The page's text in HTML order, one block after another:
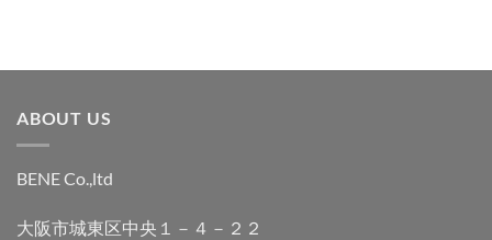
ABOUT US
BENE Co.,ltd
大阪市城東区中央１－４－２２